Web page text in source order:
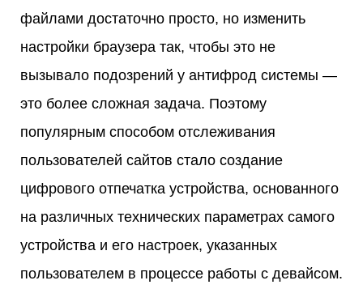
файлами достаточно просто, но изменить
настройки браузера так, чтобы это не
вызывало подозрений у антифрод системы —
это более сложная задача. Поэтому
популярным способом отслеживания
пользователей сайтов стало создание
цифрового отпечатка устройства, основанного
на различных технических параметрах самого
устройства и его настроек, указанных
пользователем в процессе работы с девайсом.